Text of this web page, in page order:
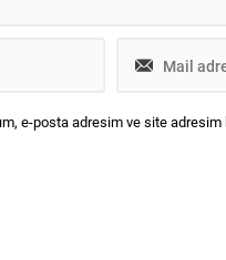
e-posta adresim ve site adresim